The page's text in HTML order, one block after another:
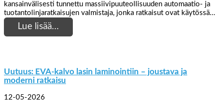
kansainvälisesti tunnettu massiivipuuteollisuuden automaatio- ja
tuotantolinjaratkaisujen valmistaja, jonka ratkaisut ovat käytössä…
Lue lisää…
Uutuus: EVA-kalvo lasin laminointiin – joustava ja
moderni ratkaisu
12-05-2026